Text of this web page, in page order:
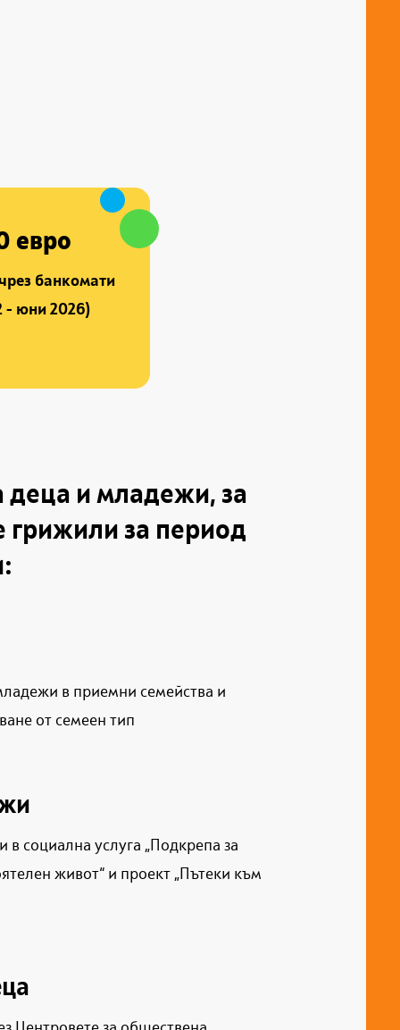
евро
банкомати
- юни 2026)
деца и младежи, за
грижили за период
в приемни семейства и
от семеен тип
социална услуга „Подкрепа за
живот“ и проект „Пътеки към